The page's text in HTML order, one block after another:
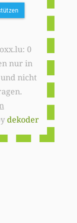
0
nur in
nicht
dekoder